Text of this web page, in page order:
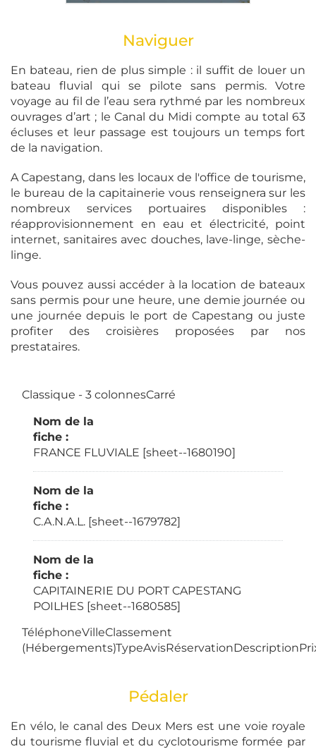
Naviguer
En bateau, rien de plus simple : il suffit de louer un
bateau fluvial qui se pilote sans permis. Votre
voyage au fil de l’eau sera rythmé par les nombreux
ouvrages d’art ; le Canal du Midi compte au total 63
écluses et leur passage est toujours un temps fort
de la navigation.
A Capestang, dans les locaux de l'office de tourisme,
le bureau de la capitainerie vous renseignera sur les
nombreux services portuaires disponibles :
réapprovisionnement en eau et électricité, point
internet, sanitaires avec douches, lave-linge, sèche-
linge.
Vous pouvez aussi accéder à la location de bateaux
sans permis pour une heure, une demie journée ou
une journée depuis le port de Capestang ou juste
profiter des croisières proposées par nos
prestataires.
Classique - 3 colonnesCarré
Nom de la
fiche :
FRANCE FLUVIALE [sheet--1680190]
Nom de la
fiche :
C.A.N.A.L. [sheet--1679782]
Nom de la
fiche :
CAPITAINERIE DU PORT CAPESTANG
POILHES [sheet--1680585]
TéléphoneVilleClassement
Pédaler
En vélo, le canal des Deux Mers est une voie royale
du tourisme fluvial et du cyclotourisme formée par